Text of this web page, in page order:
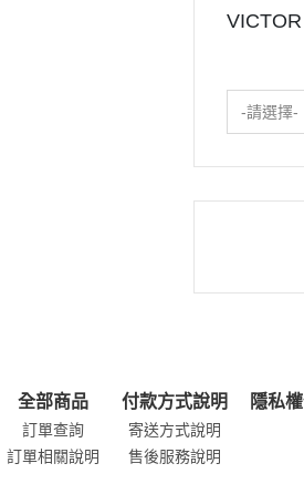
-請選擇-
全部商品
訂單查詢
訂單相關說明
付款方式說明
寄送方式說明
售後服務說明
隱私